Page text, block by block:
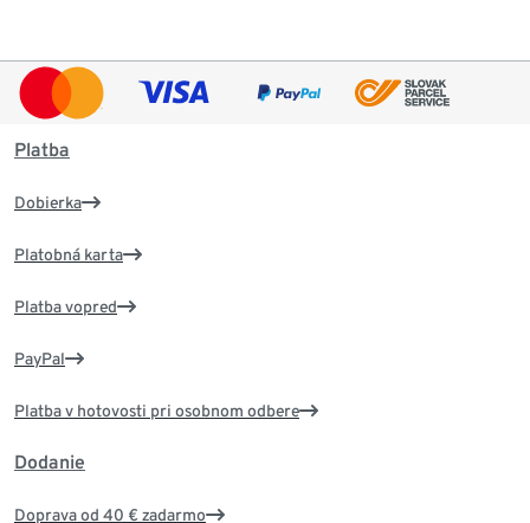
Platba
Dobierka
Platobná karta
Platba vopred
PayPal
Platba v hotovosti pri osobnom odbere
Dodanie
Doprava od 40 € zadarmo